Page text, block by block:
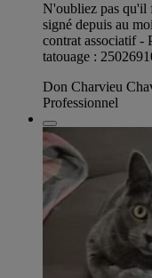
N'oubliez pas qu'il
signé depuis au
contrat associatif -
tatouage :
Don Charvieu
Professionnel